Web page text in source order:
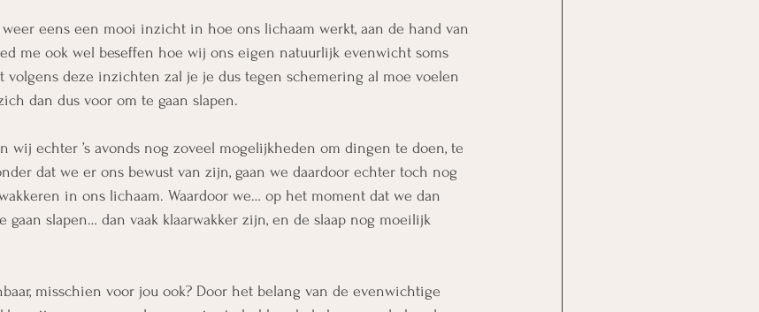
eens een mooi inzicht in hoe ons lichaam werkt, aan de hand van
me ook wel beseffen hoe wij ons eigen natuurlijk evenwicht soms
volgens deze inzichten zal je je dus tegen schemering al moe voelen
dan dus voor om te gaan slapen.
wij echter ’s avonds nog zoveel mogelijkheden om dingen te doen, te
dat we er ons bewust van zijn, gaan we daardoor echter toch nog
in ons lichaam. Waardoor we… op het moment dat we dan
slapen… dan vaak klaarwakker zijn, en de slaap nog moeilijk
misschien voor jou ook? Door het belang van de evenwichtige